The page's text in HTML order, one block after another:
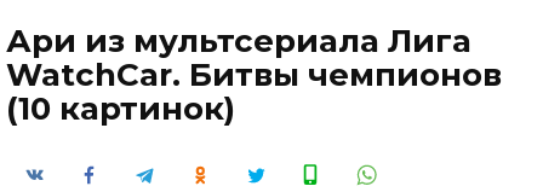
Ари из мультсериала Лига
WatchCar. Битвы чемпионов
(10 картинок)